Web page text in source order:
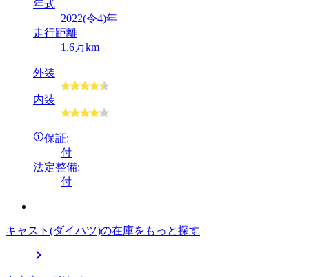
年式
2022(令4)年
走行距離
1.6万km
外装
内装
保証:
付
法定整備:
付
キャスト(ダイハツ)の在庫をもっと探す